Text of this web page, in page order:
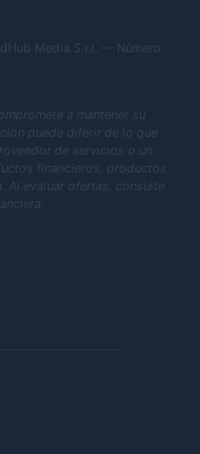
Media S.r.l. — Número
a mantener su
puede diferir de lo que
de servicios o un
financieros, productos
Al evaluar ofertas, consulte